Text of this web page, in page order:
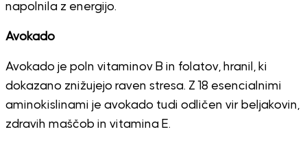
napolnila z energijo.
Avokado
Avokado je poln vitaminov B in folatov, hranil, ki
dokazano znižujejo raven stresa. Z 18 esencialnimi
aminokislinami je avokado tudi odličen vir beljakovin,
zdravih maščob in vitamina E.